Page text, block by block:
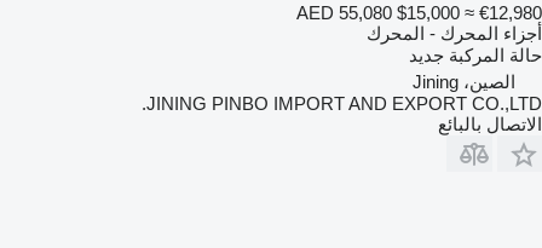
AED 55,080 $15,000 ≈ €12,980
أجزاء المحرك - المحرك
حالة المركبة جديد
الصين، Jining
JINING PINBO IMPORT AND EXPORT CO.,LTD.
الاتصال بالبائع